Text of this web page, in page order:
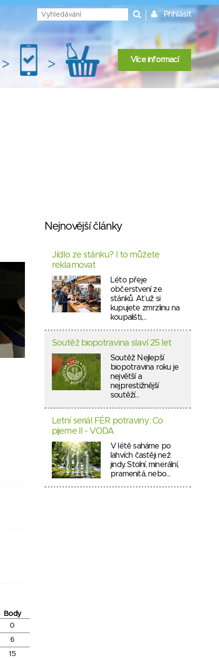
Přihlásit
> > Více informací
Body
0
6
15
Nejnovější články
Jídlo ze stánku? I to můžete
reklamovat
Léto přeje
občerstvení ze
stánků. Ať už si
kupujete zmrzlinu na
koupališti,…
Soutěž biopotravina slaví 25 let
Soutěž Nejlepší
biopotravina roku je
největší a
nejprestižnější
soutěží…
Letní seriál FÉR potraviny: Co
pijeme II - VODA
V létě saháme po
lahvích častěji než
jindy. Stolní, minerální,
pramenitá, nebo…